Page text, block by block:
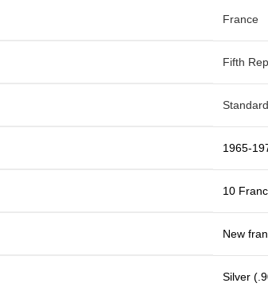
France
Fifth
1965-
10
New
Silver